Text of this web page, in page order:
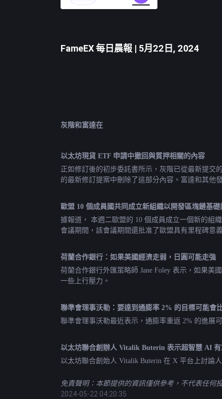
FameEX 每日晨報 | 5月22日, 2024
灰階和富達在
以太坊現貨 ETF 申請中撤回與質押相關的內容
正如修訂後的初步委託書所示，灰階已從最新提交
的最新修訂提案中刪除了這部分內容。富達和其他
歐盟 10 個成員國共同成立新組織以開發區塊鏈基礎
據報道， 本週二歐盟的 10 個成員成立一個新的組
會議期間，該會議期間還批准了歐盟具有里程碑意
荷蘭合作銀行：如果美國經濟走弱，日圓可能走強
荷蘭合作銀行外匯策略師 Jane Foley 表示，如果
一些上行壓力。
聯準會理事沃勒：要達到通膨率 2% 的目標可能會
聯準會理事沃勒最近表示，通膨率重返 2% 的進展
以太坊聯合創辦人 Vitalik Buterin 表示超智慧 AI
以太坊聯合創始人 Vitalik Buterin 在 X 平台上討論
免責聲明：本節提供的資訊僅供參考，不代表任何
2024-05-22 04:20:35